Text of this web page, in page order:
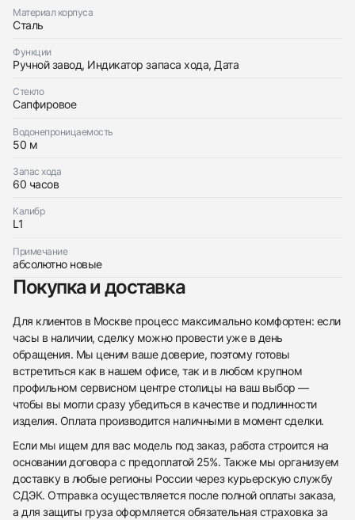
Материал корпуса
Сталь
Функции
Ручной завод, Индикатор запаса хода, Дата
Стекло
Сапфировое
Водонепроницаемость
50 м
Запас хода
60 часов
Калибр
L1
Примечание
абсолютно новые
Покупка и доставка
Для клиентов в Москве процесс максимально комфортен: если
часы в наличии, сделку можно провести уже в день
обращения. Мы ценим ваше доверие, поэтому готовы
встретиться как в нашем офисе, так и в любом крупном
профильном сервисном центре столицы на ваш выбор —
чтобы вы могли сразу убедиться в качестве и подлинности
изделия. Оплата производится наличными в момент сделки.
Если мы ищем для вас модель под заказ, работа строится на
основании договора с предоплатой 25%. Также мы организуем
доставку в любые регионы России через курьерскую службу
СДЭК. Отправка осуществляется после полной оплаты заказа,
а для защиты груза оформляется обязательная страховка за
с вами
$8,900
Leica L1